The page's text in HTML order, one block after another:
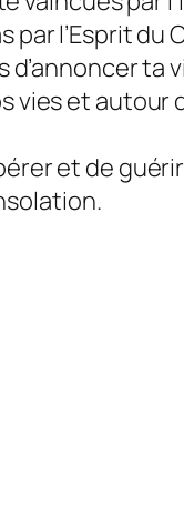
l’Esprit
d’annoncer ta
vies et
et de guérir